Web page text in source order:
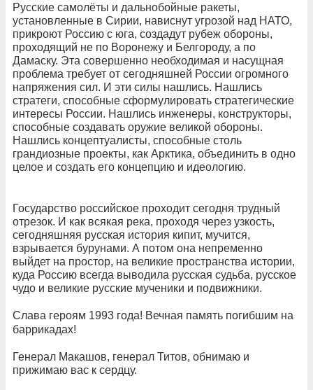
Русские самолёты и дальнобойные ракеты,
установленные в Сирии, нависнут угрозой над НАТО,
прикроют Россию с юга, создадут рубеж обороны,
проходящий не по Воронежу и Белгороду, а по
Дамаску. Эта совершенно необходимая и насущная
проблема требует от сегодняшней России огромного
напряжения сил. И эти силы нашлись. Нашлись
стратеги, способные сформулировать стратегические
интересы России. Нашлись инженеры, конструкторы,
способные создавать оружие великой обороны.
Нашлись концептуалисты, способные столь
грандиозные проекты, как Арктика, объединить в одно
целое и создать его концепцию и идеологию.
Государство российское проходит сегодня трудный
отрезок. И как всякая река, проходя через узкость,
сегодняшняя русская история кипит, мучится,
взрывается бурунами. А потом она непременно
выйдет на простор, на великие пространства истории,
куда Россию всегда выводила русская судьба, русское
чудо и великие русские мученики и подвижники.
Слава героям 1993 года! Вечная память погибшим на
баррикадах!
Генерал Макашов, генерал Титов, обнимаю и
прижимаю вас к сердцу.